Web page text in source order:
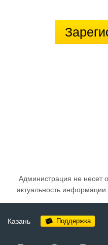
Администрация не несет
актуальность
Казань Поддержка